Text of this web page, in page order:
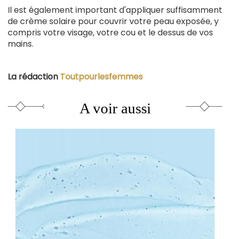
Il est également important d'appliquer suffisamment
de crème solaire pour couvrir votre peau exposée, y
compris votre visage, votre cou et le dessus de vos
mains.
La rédaction Toutpourlesfemmes
A voir aussi